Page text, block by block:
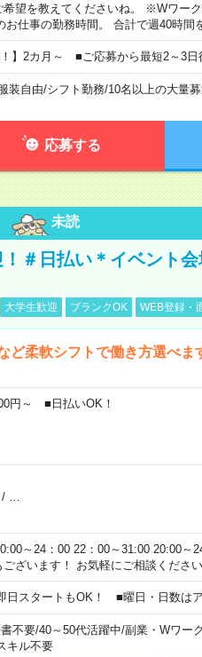
望を教えてくださいね。 ※Wワー
仕事の勤務時間。 合計で週40時間
】2カ月～ ■ご応募から最短2～3日
装自由/シフト勤務/10名以上の大量
応募する
未読
＃日払い＊イベント
大学生歓迎 ブランクOK WEB登録・
ど柔軟シフトで働き方選べま
円～ ■日払いOK！
/
～24：00 22：00～31:00 20:00～
ざいます！ お気軽にご相談ください
スタートもOK！ ■曜日・日数はア
不要/40～50代活躍中/副業・Wワー
キル不要